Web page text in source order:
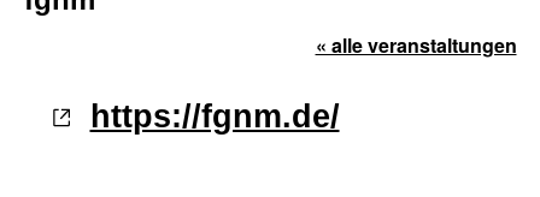
« alle veranstaltungen
webseite
https://fgnm.de/